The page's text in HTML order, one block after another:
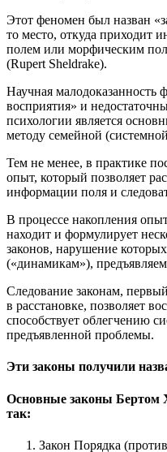
Этот феномен был назван
то место, откуда
полем или морфическим
(Rupert Sheldrake).
Научная малодоказанность
восприятия» и
психологии является
методу семейной
Тем не менее, в практике
опыт, который позволяет
информации поля и
В процессе накопления
находит и формулирует
законов, нарушение
(«динамикам»),
Следование законам,
в расстановке, позволяет
способствует облегчению
предъявленной проблемы.
Эти законы получили
Основные законы Бертом
так:
Закон Порядка